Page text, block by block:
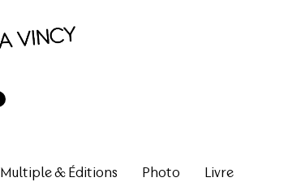
Multiple & Éditions Photo Livre